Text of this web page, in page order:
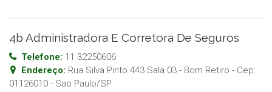
4b Administradora E Corretora De Seguros
Telefone: 11 32250606
Endereço: Rua Silva Pinto 443 Sala 03 - Bom Retiro - Cep:
01126010 - Sao Paulo/SP